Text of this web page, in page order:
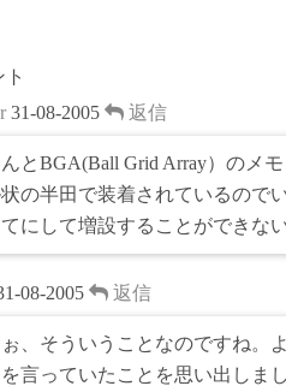
31-08-2005 返信
とBGA(Ball Grid Array）のメ
状の半田で装着されているので
にして増設することができな
08-2005 返信
、そういうことなのですね。
言っていたことを思い出しまし